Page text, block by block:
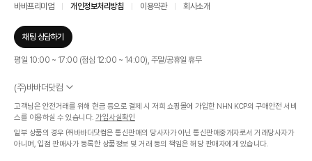
바바프리미엄 개인정보처리방침 이용약관 회사소개
채팅 상담하기
평일 10:00 ~ 17:00 (점심 12:00 ~ 14:00), 주말/공휴일 휴무
(주)바바더닷컴
서울특별시 서초구 신반포로 339, 논현빌딩 (대표이사 : 문인식)
사업자 등록번호 569-86-01308
통신판매업신고번호 제 2019 - 서울 서초 - 1268호
개인정보관리책임자 : 김효영
고객님은 안전거래를 위해 현금 등으로 결제 시 저희 쇼핑몰에 가입한 NHN KCP의 구매안전 서비
스를 이용하실 수 있습니다. 가입사실확인
일부 상품의 경우 ㈜바바더닷컴은 통신판매의 당사자가 아닌 통신판매중개자로서 거래당사자가
아니며, 입점 판매사가 등록한 상품정보 및 거래 등의 책임은 해당 판매자에게 있습니다.